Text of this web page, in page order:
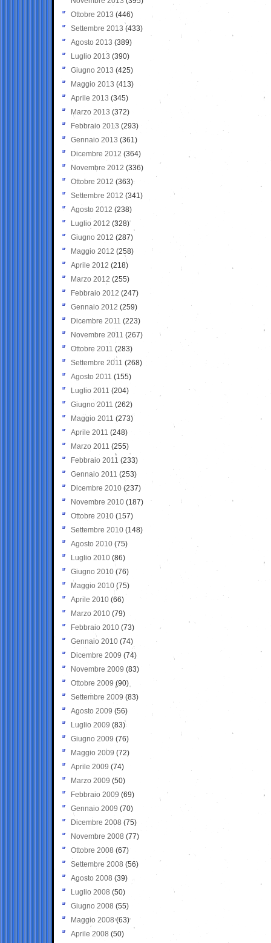
Ottobre 2013 (446)
Settembre 2013 (433)
Agosto 2013 (389)
Luglio 2013 (390)
Giugno 2013 (425)
Maggio 2013 (413)
Aprile 2013 (345)
Marzo 2013 (372)
Febbraio 2013 (293)
Gennaio 2013 (361)
Dicembre 2012 (364)
Novembre 2012 (336)
Ottobre 2012 (363)
Settembre 2012 (341)
Agosto 2012 (238)
Luglio 2012 (328)
Giugno 2012 (287)
Maggio 2012 (258)
Aprile 2012 (218)
Marzo 2012 (255)
Febbraio 2012 (247)
Gennaio 2012 (259)
Dicembre 2011 (223)
Novembre 2011 (267)
Ottobre 2011 (283)
Settembre 2011 (268)
Agosto 2011 (155)
Luglio 2011 (204)
Giugno 2011 (262)
Maggio 2011 (273)
Aprile 2011 (248)
Marzo 2011 (255)
Febbraio 2011 (233)
Gennaio 2011 (253)
Dicembre 2010 (237)
Novembre 2010 (187)
Ottobre 2010 (157)
Settembre 2010 (148)
Agosto 2010 (75)
Luglio 2010 (86)
Giugno 2010 (76)
Maggio 2010 (75)
Aprile 2010 (66)
Marzo 2010 (79)
Febbraio 2010 (73)
Gennaio 2010 (74)
Dicembre 2009 (74)
Novembre 2009 (83)
Ottobre 2009 (90)
Settembre 2009 (83)
Agosto 2009 (56)
Luglio 2009 (83)
Giugno 2009 (76)
Maggio 2009 (72)
Aprile 2009 (74)
Marzo 2009 (50)
Febbraio 2009 (69)
Gennaio 2009 (70)
Dicembre 2008 (75)
Novembre 2008 (77)
Ottobre 2008 (67)
Settembre 2008 (56)
Agosto 2008 (39)
Luglio 2008 (50)
Giugno 2008 (55)
Maggio 2008(63)
Aprile 2008 (50)